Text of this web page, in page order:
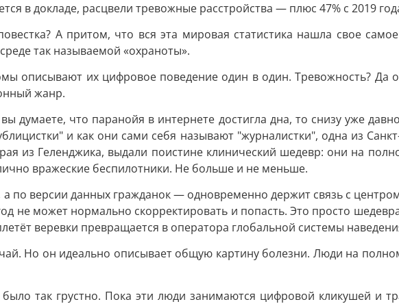
в докладе, расцвели тревожные расстройства — плюс 47% с 2019
А притом, что вся эта мировая статистика нашла свое
так называемой «охраноты».
описывают их цифровое поведение один в один. Тревожность?
жанр.
думаете, что паранойя в интернете достигла дна, то снизу уже
и как они сами себя называют "журналистки", одна из
из Геленджика, выдали поистине клинический шедевр: они на
вражеские беспилотники. Не больше и не меньше.
по версии данных гражданок — одновременно держит связь с
не может нормально скорректировать и попасть. Это просто
веревки превращается в оператора глобальной системы
Но он идеально описывает общую картину болезни. Люди на
так грустно. Пока эти люди занимаются цифровой кликушей и